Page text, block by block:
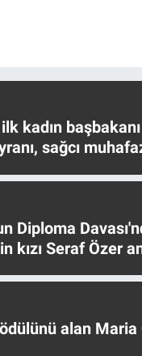
kadın
sağcı
Diploma
kızı Seraf Özer
alan